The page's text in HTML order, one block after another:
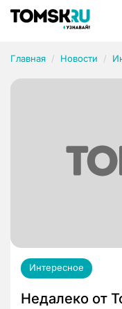
Главная Новости
Интересное
Недалеко от